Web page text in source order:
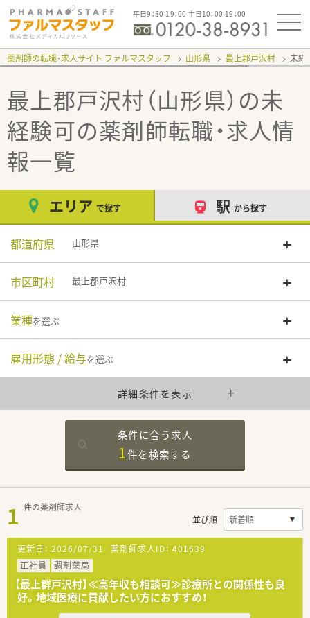
平日9：30-19：00 土日10：00-19：00
薬剤師の転職・求人サイト ファルマスタッフ 山形県 最上郡戸沢村 未経
最上郡戸沢村（山形県）の未
経験可の薬剤師転職・求人情
報一覧
エリア で探す 駅 から探す
都道府県 山形県
市区町村 最上郡戸沢村
業種を選ぶ
雇用形態 / 給与を選ぶ
詳細条件を表示
条件に合う求人
1件を検索する
1 件の薬剤師求人
並び順
更新日： 2026/07/31 薬剤師求人ID： 401639
正社員
調剤薬局
【最上群戸沢村】≪高年収も相談可≫診療所との関係性も良
好。地域医療に貢献したい方におすすめ！